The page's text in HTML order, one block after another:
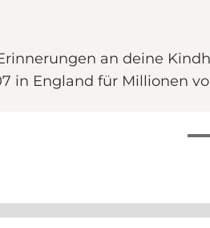
an deine
in England für Millionen